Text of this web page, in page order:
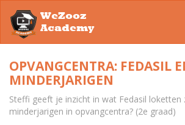
WeZooz
Academy
OPVANGCENTRA: FEDASIL
MINDERJARIGEN
Steffi geeft je inzicht in wat Fedasil
minderjarigen in opvangcentra? (2e graad)